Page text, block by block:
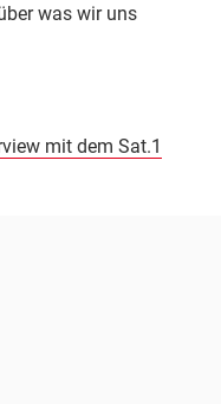
was wir uns
mit dem Sat.1